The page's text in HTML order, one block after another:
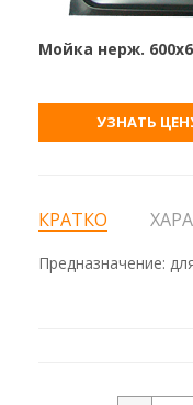
Мойка нерж.
УЗНАТЬ
КРАТКО
Предназначение: